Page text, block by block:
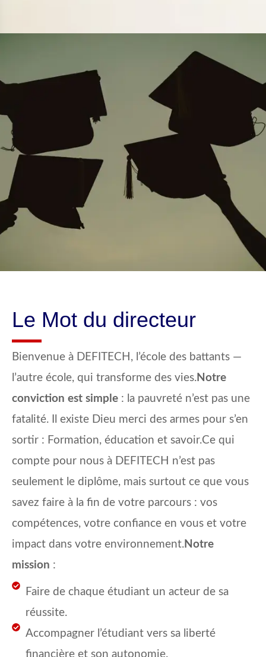
Le Mot du directeur
Bienvenue à DEFITECH, l’école des battants —
l’autre école, qui transforme des vies.Notre
conviction est simple : la pauvreté n’est pas une
fatalité. Il existe Dieu merci des armes pour s’en
sortir : Formation, éducation et savoir.Ce qui
compte pour nous à DEFITECH n’est pas
seulement le diplôme, mais surtout ce que vous
savez faire à la fin de votre parcours : vos
compétences, votre confiance en vous et votre
impact dans votre environnement.Notre
mission :
Faire de chaque étudiant un acteur de sa
réussite.
Accompagner l’étudiant vers sa liberté
financière et son autonomie.